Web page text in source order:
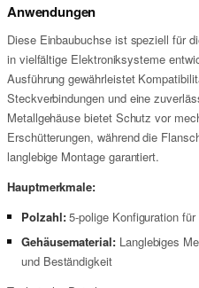
Anwendungen
Diese Einbaubuchse ist speziell für
in vielfältige Elektroniksysteme
Ausführung gewährleistet
Steckverbindungen und eine
Metallgehäuse bietet Schutz vor
Erschütterungen, während die
langlebige Montage garantiert.
Hauptmerkmale:
Polzahl:5-polige Konfiguration für
Gehäusematerial:Langlebiges
und Beständigkeit